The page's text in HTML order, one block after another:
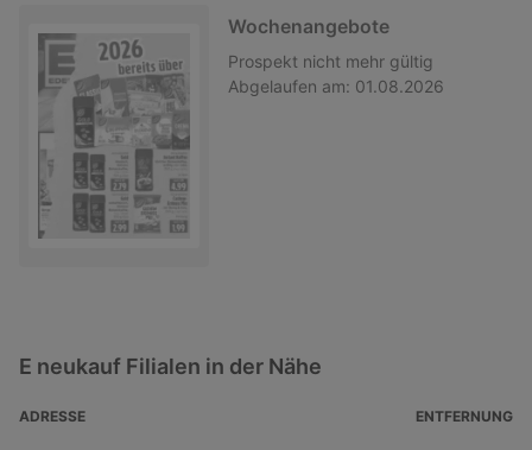
Wochenangebote
Prospekt nicht mehr gültig
Abgelaufen am: 01.08.2026
E neukauf Filialen in der Nähe
ADRESSE ENTFERNUNG